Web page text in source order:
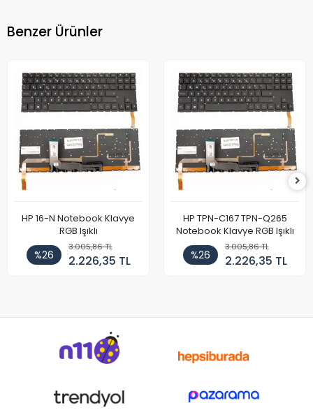
Benzer Ürünler
HP 16-N Notebook Klavye
RGB Işıklı
%26
3.005,86 TL
2.226,35 TL
HP TPN-C167 TPN-Q265
Notebook Klavye RGB Işıklı
%26
3.005,86 TL
2.226,35 TL